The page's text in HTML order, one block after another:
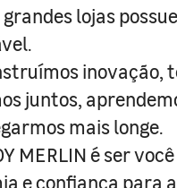
lojas
inovação,
juntos,
mais longe.
MERLIN é ser
e confiança para